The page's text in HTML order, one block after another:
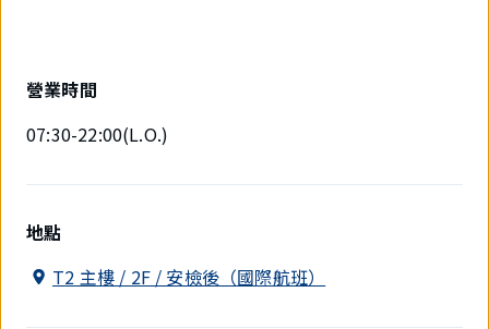
件。
營業時間
07:30-22:00(L.O.)
地點
T2 主樓 / 2F / 安檢後（國際航班）